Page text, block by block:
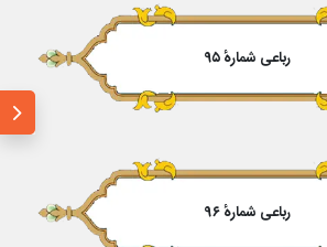
رباعی شمارهٔ ۹۵
رباعی شمارهٔ ۹۶